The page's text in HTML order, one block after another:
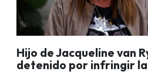
Hijo de Jacqueline van
detenido por infringir